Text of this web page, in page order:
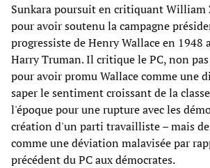
Sunkara poursuit en critiquant William
pour avoir soutenu la campagne
progressiste de Henry Wallace en 1948
Harry Truman. Il critique le PC, non pas
pour avoir promu Wallace comme une
saper le sentiment croissant de la
l'époque pour une rupture avec les
création d'un parti travailliste – mais
comme une déviation malavisée par
précédent du PC aux démocrates.